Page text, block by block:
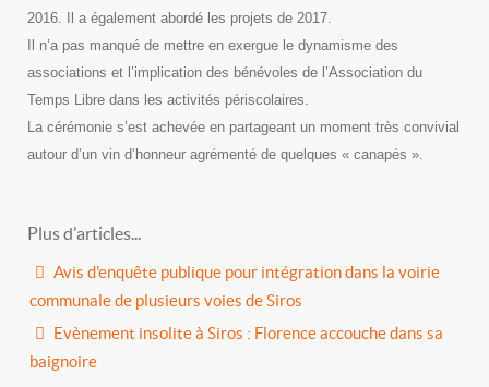
2016. Il a également abordé les projets de 2017.
Il n’a pas manqué de mettre en exergue le dynamisme des
associations et l’implication des bénévoles de l’Association du
Temps Libre dans les activités périscolaires.
La cérémonie s’est achevée en partageant un moment très convivial
autour d’un vin d’honneur agrémenté de quelques « canapés ».
Plus d'articles...
Avis d'enquête publique pour intégration dans la voirie
communale de plusieurs voies de Siros
Evènement insolite à Siros : Florence accouche dans sa
baignoire